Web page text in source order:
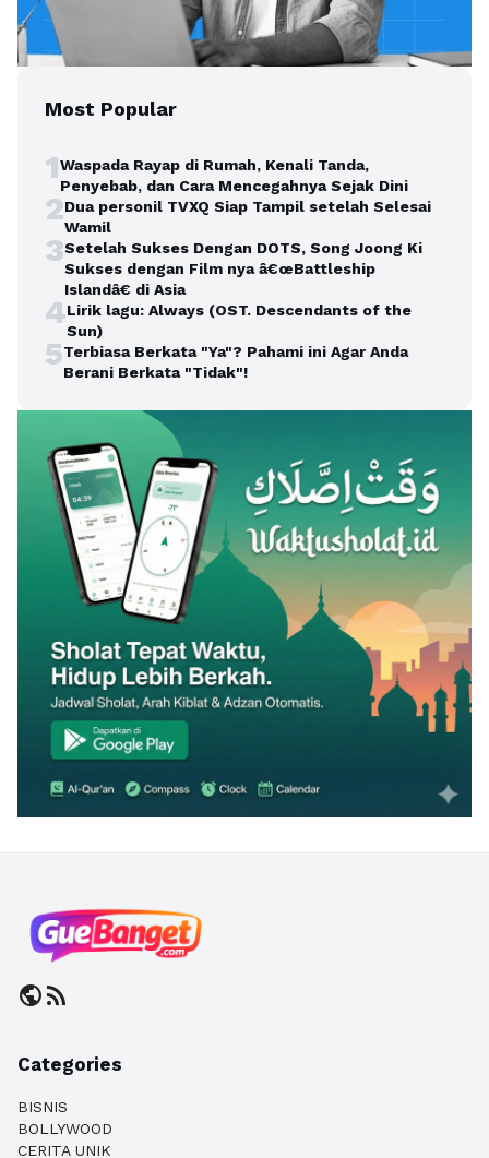
Most Popular
1Waspada Rayap di Rumah, Kenali Tanda,
Penyebab, dan Cara Mencegahnya Sejak Dini
2Dua personil TVXQ Siap Tampil setelah Selesai
Wamil
3Setelah Sukses Dengan DOTS, Song Joong Ki
Sukses dengan Film nya â€œBattleship
Islandâ€ di Asia
4Lirik lagu: Always (OST. Descendants of the
Sun)
5Terbiasa Berkata "Ya"? Pahami ini Agar Anda
Berani Berkata "Tidak"!
publicrss_feed
Categories
BISNIS
BOLLYWOOD
CERITA UNIK